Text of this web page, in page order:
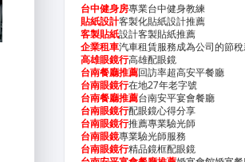
台中健身房專業台中健身教練
貼紙設計客製化貼紙設計推薦
客製貼紙設計客製貼紙推薦
企業租車汽車租賃服務成為公司的節
高雄眼鏡行高雄配眼鏡
台南餐廳推薦回訪率超高安平餐廳
台南眼鏡行在地27年老字號
台南餐廳推薦台南安平宴會餐廳
台南眼鏡行配眼鏡心得分享
台南眼鏡行推薦專業驗光師
台南眼鏡專業驗光師服務
台南眼鏡行精品鏡框配眼鏡